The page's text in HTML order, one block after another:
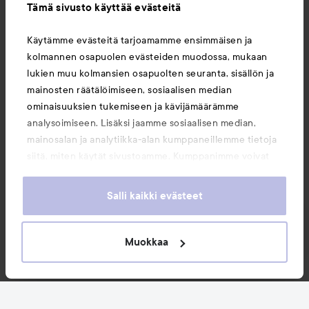
Tämä sivusto käyttää evästeitä
Käytämme evästeitä tarjoamamme ensimmäisen ja
kolmannen osapuolen evästeiden muodossa, mukaan
lukien muu kolmansien osapuolten seuranta, sisällön ja
mainosten räätälöimiseen, sosiaalisen median
ominaisuuksien tukemiseen ja kävijämäärämme
analysoimiseen. Lisäksi jaamme sosiaalisen median,
mainosalan ja analytiikka-alan kumppaneillemme tietoja
heille tai joita on kerätty, kun olet käyttänyt heidän
evästeiden käytön.
Salli kaikki evästeet
Muokkaa
Saattaisit myös tykätä
Copyright 2026